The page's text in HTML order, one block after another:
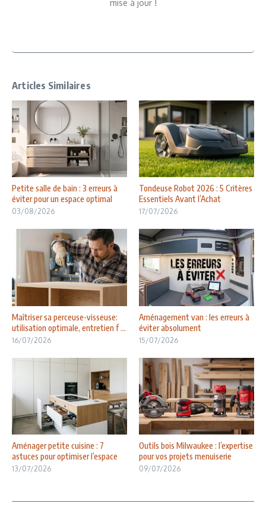
mise à jour !
Articles Similaires
Petite salle de bain : 3 erreurs à
éviter pour un espace optimal
03/08/2026
Tondeuse Robot 2026 : 5 Critères
Essentiels Avant l’Achat
17/07/2026
Maîtriser sa perceuse-visseuse:
utilisation optimale, entretien f ...
16/07/2026
Aménagement van : les erreurs à
éviter absolument
15/07/2026
Aménager petite cuisine : 7
astuces pour optimiser l’espace
13/07/2026
Outils bois Milwaukee : l’expertise
pour vos projets menuiserie
09/07/2026